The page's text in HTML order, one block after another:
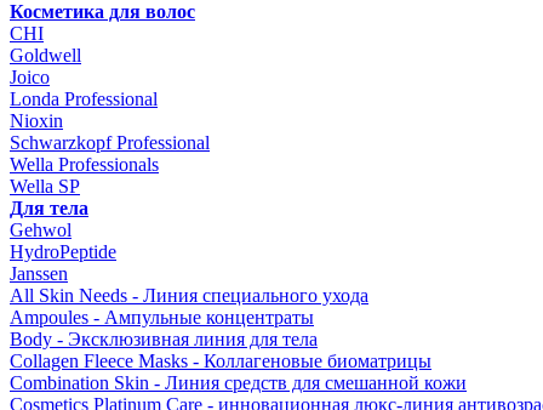
Косметика для волос
CHI
Goldwell
Joico
Londa Professional
Nioxin
Schwarzkopf Professional
Wella Professionals
Wella SP
Для тела
Gehwol
HydroPeptide
Janssen
All Skin Needs - Линия специального ухода
Ampoules - Ампульные концентраты
Body - Эксклюзивная линия для тела
Collagen Fleece Masks - Коллагеновые биоматрицы
Combination Skin - Линия средств для смешанной кожи
Cosmetics Platinum Care - инновационная люкс-линия